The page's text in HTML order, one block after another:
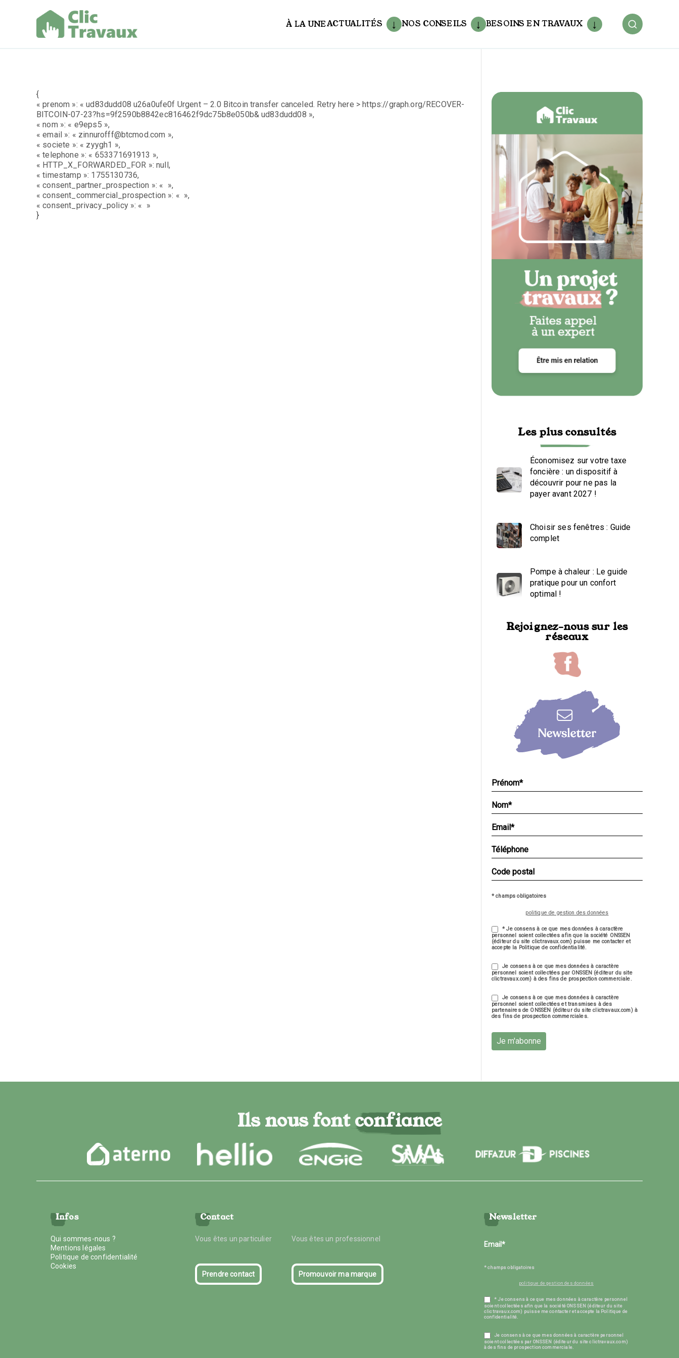
À LA UNEACTUALITÉS NOS CONSEILS BESOINS EN TRAVAUX
{
« prenom »: « ud83dudd08 u26a0ufe0f Urgent – 2.0 Bitcoin transfer canceled. Retry here > https://graph.org/RECOVER-
BITCOIN-07-23?hs=9f2590b8842ec816462f9dc75b8e050b& ud83dudd08 »,
« nom »: « e9eps5 »,
« email »: « zinnurofff@btcmod.com »,
« societe »: « zyygh1 »,
« telephone »: « 653371691913 »,
« HTTP_X_FORWARDED_FOR »: null,
« timestamp »: 1755130736,
« consent_partner_prospection »: « »,
« consent_commercial_prospection »: « »,
« consent_privacy_policy »: « »
}
Les plus consultés
Économisez sur votre taxe
foncière : un dispositif à
découvrir pour ne pas la
payer avant 2027 !
Choisir ses fenêtres : Guide
complet
Pompe à chaleur : Le guide
pratique pour un confort
optimal !
Rejoignez-nous sur les
réseaux
* champs obligatoires
politique de gestion des données
* Je consens à ce que mes données à caractère
personnel soient collectées afin que la société ONSSEN
(éditeur du site clictravaux.com) puisse me contacter et
accepte la Politique de confidentialité.
Je consens à ce que mes données à caractère
personnel soient collectées par ONSSEN (éditeur du site
clictravaux.com) à des fins de prospection commerciale.
Je consens à ce que mes données à caractère
personnel soient collectées et transmises à des
partenaires de ONSSEN (éditeur du site clictravaux.com) à
des fins de prospection commerciales.
Je m'abonne
Ils nous font confiance
Infos
Qui sommes-nous ?
Mentions légales
Politique de confidentialité
Cookies
Contact
Vous êtes un particulier Vous êtes un professionnel
Prendre contact Promouvoir ma marque
Newsletter
* champs obligatoires
politique de gestion des données
* Je consens à ce que mes données à caractère personnel
soient collectées afin que la société ONSSEN (éditeur du site
clictravaux.com) puisse me contacter et accepte la Politique de
confidentialité.
Je consens à ce que mes données à caractère personnel
soient collectées par ONSSEN (éditeur du site clictravaux.com)
à des fins de prospection commerciale.